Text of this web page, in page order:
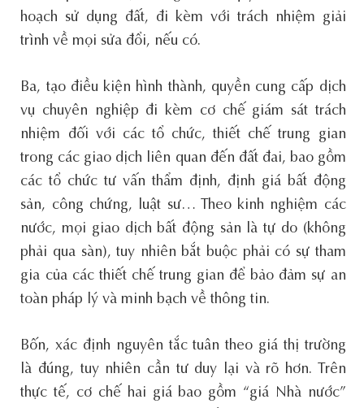
hoạch sử dụng đất, đi kèm với trách nhiệm giải
trình về mọi sửa đổi, nếu có.
Ba, tạo điều kiện hình thành, quyền cung cấp dịch
vụ chuyên nghiệp đi kèm cơ chế giám sát trách
nhiệm đối với các tổ chức, thiết chế trung gian
trong các giao dịch liên quan đến đất đai, bao gồm
các tổ chức tư vấn thẩm định, định giá bất động
sản, công chứng, luật sư… Theo kinh nghiệm các
nước, mọi giao dịch bất động sản là tự do (không
phải qua sàn), tuy nhiên bắt buộc phải có sự tham
gia của các thiết chế trung gian để bảo đảm sự an
toàn pháp lý và minh bạch về thông tin.
Bốn, xác định nguyên tắc tuân theo giá thị trường
là đúng, tuy nhiên cần tư duy lại và rõ hơn. Trên
thực tế, cơ chế hai giá bao gồm “giá Nhà nước”